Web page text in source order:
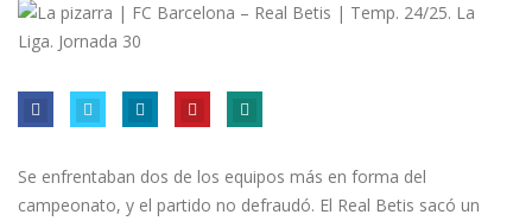
Se enfrentaban dos de los equipos más en forma del
campeonato, y el partido no defraudó. El Real Betis sacó un